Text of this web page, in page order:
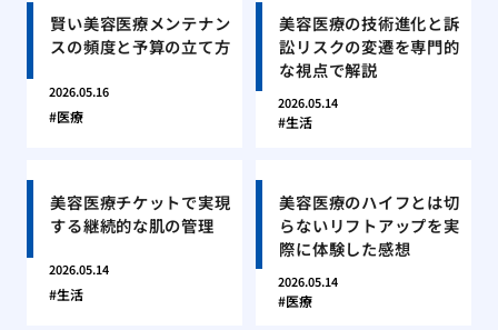
賢い美容医療メンテナン
スの頻度と予算の立て方
2026.05.16
医療
美容医療の技術進化と訴
訟リスクの変遷を専門的
な視点で解説
2026.05.14
生活
美容医療チケットで実現
する継続的な肌の管理
2026.05.14
生活
美容医療のハイフとは切
らないリフトアップを実
際に体験した感想
2026.05.14
医療